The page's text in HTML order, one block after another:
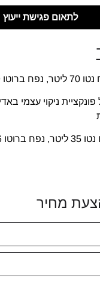
לתאום פגישת ייעוץ
79 ליטר
פונקציית ניקוי עצמי
36 ליטר
מחיר